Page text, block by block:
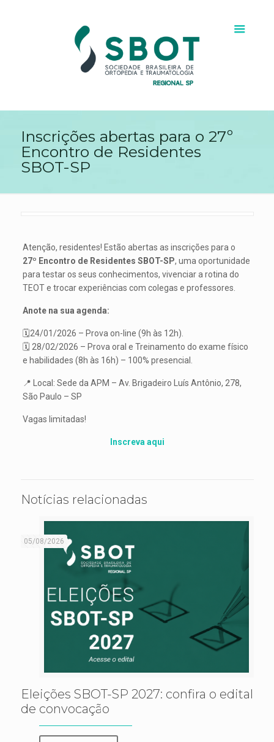
Inscrições abertas para o 27º
Encontro de Residentes
SBOT-SP
Atenção, residentes! Estão abertas as inscrições para o
27º Encontro de Residentes SBOT-SP, uma oportunidade
para testar os seus conhecimentos, vivenciar a rotina do
TEOT e trocar experiências com colegas e professores.
Anote na sua agenda:
🗓️24/01/2026 – Prova on-line (9h às 12h).
🗓️ 28/02/2026 – Prova oral e Treinamento do exame físico
e habilidades (8h às 16h) – 100% presencial.
📍 Local: Sede da APM – Av. Brigadeiro Luís Antônio, 278,
São Paulo – SP
Vagas limitadas!
Inscreva aqui
Notícias relacionadas
05/08/2026
Eleições SBOT-SP 2027: confira o edital
de convocação